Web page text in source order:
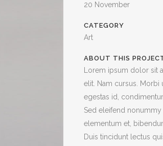
20 November
CATEGORY
Art
ABOUT THIS
Lorem ipsum dolor sit
elit. Nam cursus. Morbi
egestas id,
Sed eleifend nonummy
elementum et,
Duis tincidunt lectus